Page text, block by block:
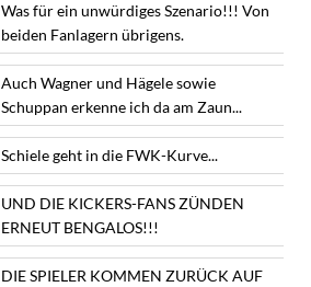
Was für ein unwürdiges Szenario!!! Von
beiden Fanlagern übrigens.
Auch Wagner und Hägele sowie
Schuppan erkenne ich da am Zaun...
Schiele geht in die FWK-Kurve...
UND DIE KICKERS-FANS ZÜNDEN
ERNEUT BENGALOS!!!
DIE SPIELER KOMMEN ZURÜCK AUF